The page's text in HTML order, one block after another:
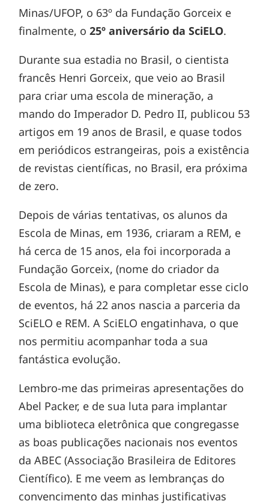
Minas/UFOP, o 63º da Fundação Gorceix e
finalmente, o25º aniversário da SciELO.
Durante sua estadia no Brasil, o cientista
francês Henri Gorceix, que veio ao Brasil
para criar uma escola de mineração, a
mando do Imperador D. Pedro II, publicou 53
artigos em 19 anos de Brasil, e quase todos
em periódicos estrangeiras, pois a existência
de revistas científicas, no Brasil, era próxima
de zero.
Depois de várias tentativas, os alunos da
Escola de Minas, em 1936, criaram a REM, e
há cerca de 15 anos, ela foi incorporada a
Fundação Gorceix, (nome do criador da
Escola de Minas), e para completar esse ciclo
de eventos, há 22 anos nascia a parceria da
SciELO e REM. A SciELO engatinhava, o que
nos permitiu acompanhar toda a sua
fantástica evolução.
Lembro-me das primeiras apresentações do
Abel Packer, e de sua luta para implantar
uma biblioteca eletrônica que congregasse
as boas publicações nacionais nos eventos
da ABEC (Associação Brasileira de Editores
Científico). E me veem as lembranças do
convencimento das minhas justificativas